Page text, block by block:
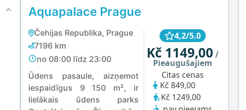
Aquapalace Prague
Čehijas Republika, Prague
7196 km
no 08:00 līdz 23:00
Ūdens pasaule, aizņemot
iespaidīgus 9 150 m², ir
lielākais ūdens parks
4,2/5.0
Kč 1149,00 /
Pieaugušajiem
Citas cenas
Kč 849,00
Kč 1249,00